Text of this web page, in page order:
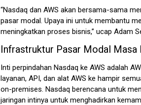
“Nasdaq dan AWS akan bersama-sama
pasar modal. Upaya ini untuk membantu
meningkatkan proses bisnis,” ucap Adam
Infrastruktur Pasar Modal Masa
Inti perpindahan Nasdaq ke AWS adalah
layanan, API, dan alat AWS ke hampir
on-premises. Nasdaq berencana untuk
jaringan intinya untuk menghadirkan